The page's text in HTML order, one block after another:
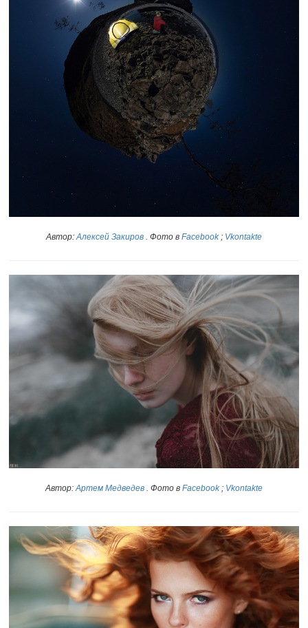
Автор:Алексей Закиров . Фото в Facebook; Vkontakte
Автор:Артем Медведев . Фото в Facebook; Vkontakte